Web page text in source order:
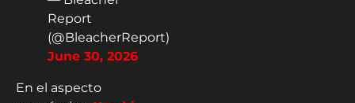
Report
(@BleacherReport)
June 30, 2026
En el aspecto